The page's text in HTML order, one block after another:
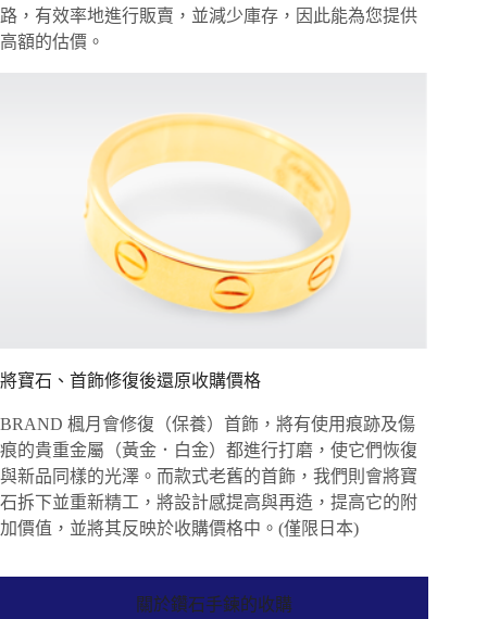
路，有效率地進行販賣，並減少庫存，因此能為您提供
高額的估價。
將寶石、首飾修復後還原收購價格
BRAND 楓月會修復（保養）首飾，將有使用痕跡及傷
痕的貴重金屬（黃金．白金）都進行打磨，使它們恢復
與新品同樣的光澤。而款式老舊的首飾，我們則會將寶
石拆下並重新精工，將設計感提高與再造，提高它的附
加價值，並將其反映於收購價格中。(僅限日本)
關於鑽石手鍊的收購